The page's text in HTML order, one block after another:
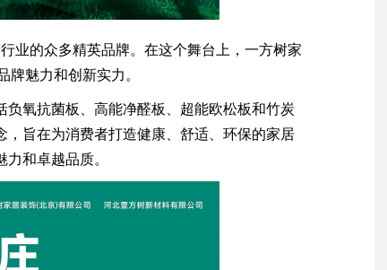
的众多精英品牌。在这个舞台上，一方树家
牌魅力和创新实力。
氧抗菌板、高能净醛板、超能欧松板和竹炭
旨在为消费者打造健康、舒适、环保的家居
和卓越品质。